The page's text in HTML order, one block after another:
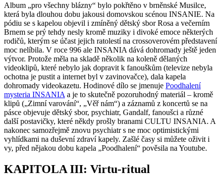
Album „pro všechny blázny“ bylo pokřtěno v brněnské Musilce,
která byla dlouhou dobu jakousi domovskou scénou INSANIE. Na
pódiu se s kapelou objevil i zmíněný dětský sbor Rosa a večerním
Brnem se prý tehdy nesly kromě muziky i divoké emoce některých
rodičů, kterým se účast jejich ratolestí na crossoverovém představení
moc nelíbila. V roce 996 ale INSANIA dává dohromady ještě jeden
výtvor. Protože měla na skladě několik na koleně dělaných
videoklipů, které nebylo jak dopravit k fanouškům (televize nebyla
ochotna je pustit a internet byl v zavinovačce), dala kapela
dohromady videokazetu. Hodinové dílo se jmenuje Poodhalení
mysteria INSANIA a je to skutečně pozoruhodný materiál – kromě
klipů („Zimní varování“, „Věř nám“) a záznamů z koncertů se na
pásce objevuje dětský sbor, psychiatr, Gandalf, fanoušci a různé
další postavičky, které někdy prošly branami CULTU INSANIA. A
nakonec samozřejmě znovu psychiatr s ne moc optimistickými
vyhlídkami na duševní zdraví kapely. Zašlé časy si můžete oživit i
vy, před nějakou dobu kapela „Poodhalení“ pověsila na Youtube.
KAPITOLA III: Virtu-ritual